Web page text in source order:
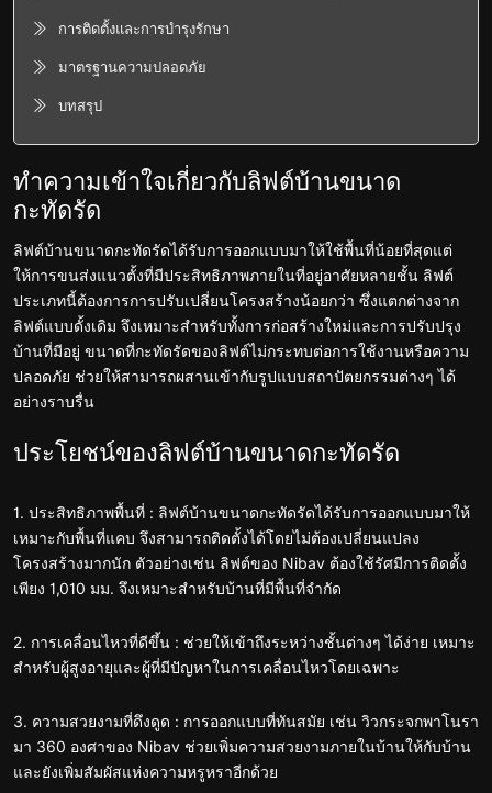
การติดตั้งและการบำรุงรักษา
มาตรฐานความปลอดภัย
บทสรุป
ทำความเข้าใจเกี่ยวกับลิฟต์บ้านขนาด
กะทัดรัด
ลิฟต์บ้านขนาดกะทัดรัดได้รับการออกแบบมาให้ใช้พื้นที่น้อยที่สุดแต่
ให้การขนส่งแนวตั้งที่มีประสิทธิภาพภายในที่อยู่อาศัยหลายชั้น ลิฟต์
ประเภทนี้ต้องการการปรับเปลี่ยนโครงสร้างน้อยกว่า ซึ่งแตกต่างจาก
ลิฟต์แบบดั้งเดิม จึงเหมาะสำหรับทั้งการก่อสร้างใหม่และการปรับปรุง
บ้านที่มีอยู่ ขนาดที่กะทัดรัดของลิฟต์ไม่กระทบต่อการใช้งานหรือความ
ปลอดภัย ช่วยให้สามารถผสานเข้ากับรูปแบบสถาปัตยกรรมต่างๆ ได้
อย่างราบรื่น
ประโยชน์ของลิฟต์บ้านขนาดกะทัดรัด
1. ประสิทธิภาพพื้นที่ : ลิฟต์บ้านขนาดกะทัดรัดได้รับการออกแบบมาให้
เหมาะกับพื้นที่แคบ จึงสามารถติดตั้งได้โดยไม่ต้องเปลี่ยนแปลง
โครงสร้างมากนัก ตัวอย่างเช่น ลิฟต์ของ Nibav ต้องใช้รัศมีการติดตั้ง
เพียง 1,010 มม. จึงเหมาะสำหรับบ้านที่มีพื้นที่จำกัด
2. การเคลื่อนไหวที่ดีขึ้น : ช่วยให้เข้าถึงระหว่างชั้นต่างๆ ได้ง่าย เหมาะ
สำหรับผู้สูงอายุและผู้ที่มีปัญหาในการเคลื่อนไหวโดยเฉพาะ
3. ความสวยงามที่ดึงดูด : การออกแบบที่ทันสมัย เช่น วิวกระจกพาโนรา
มา 360 องศาของ Nibav ช่วยเพิ่มความสวยงามภายในบ้านให้กับบ้าน
และยังเพิ่มสัมผัสแห่งความหรูหราอีกด้วย